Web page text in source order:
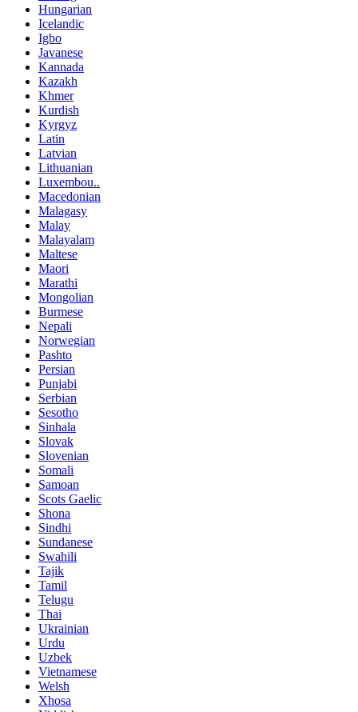
Hungarian
Icelandic
Igbo
Javanese
Kannada
Kazakh
Khmer
Kurdish
Kyrgyz
Latin
Latvian
Lithuanian
Luxembou..
Macedonian
Malagasy
Malay
Malayalam
Maltese
Maori
Marathi
Mongolian
Burmese
Nepali
Norwegian
Pashto
Persian
Punjabi
Serbian
Sesotho
Sinhala
Slovak
Slovenian
Somali
Samoan
Scots Gaelic
Shona
Sindhi
Sundanese
Swahili
Tajik
Tamil
Telugu
Thai
Ukrainian
Urdu
Uzbek
Vietnamese
Welsh
Xhosa